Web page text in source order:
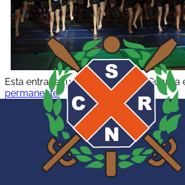
Esta entrada fue publicada por. Guarda
permanente.